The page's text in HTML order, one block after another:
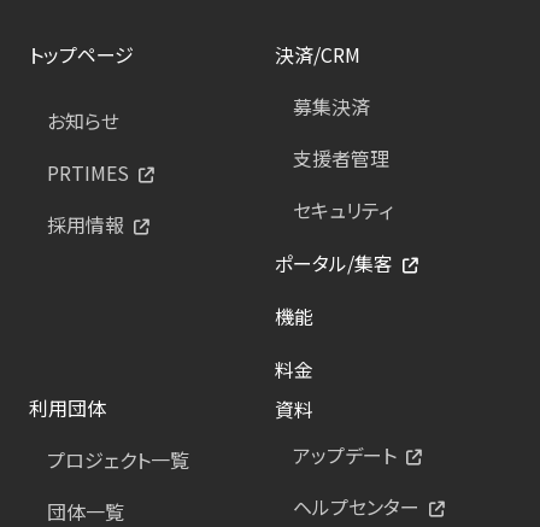
トップページ
お知らせ
PRTIMES
採用情報
決済/CRM
募集決済
支援者管理
セキュリティ
ポータル/集客
機能
料金
利用団体
プロジェクト一覧
団体一覧
資料
アップデート
ヘルプセンター